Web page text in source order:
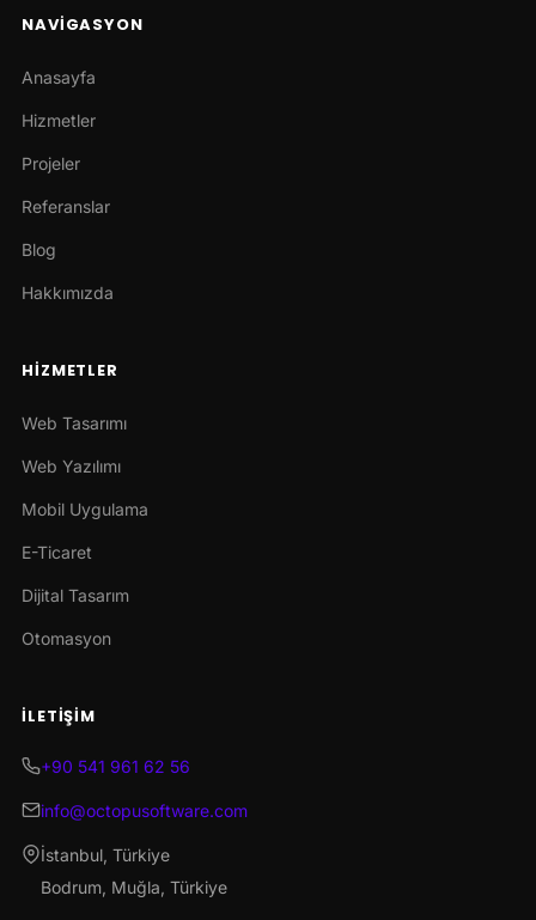
NAVIGASYON
Anasayfa
Hizmetler
Projeler
Referanslar
Blog
Hakkımızda
HIZMETLER
Web Tasarımı
Web Yazılımı
Mobil Uygulama
E-Ticaret
Dijital Tasarım
Otomasyon
İLETIŞIM
+90 541 961 62 56
info@octopusoftware.com
İstanbul, Türkiye
Bodrum, Muğla, Türkiye